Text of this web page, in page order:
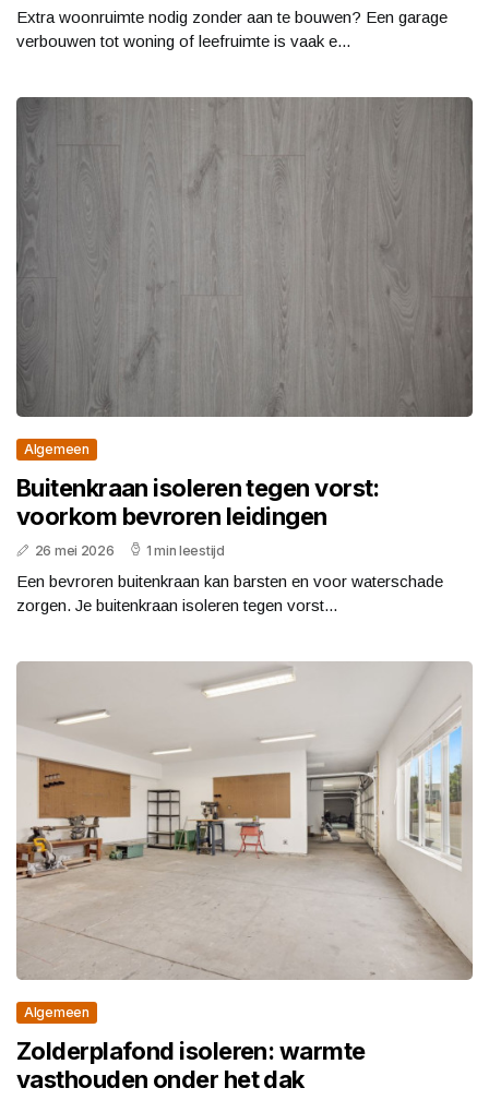
Extra woonruimte nodig zonder aan te bouwen? Een garage
verbouwen tot woning of leefruimte is vaak e...
Algemeen
Buitenkraan isoleren tegen vorst:
voorkom bevroren leidingen
26 mei 2026 1 min leestijd
Een bevroren buitenkraan kan barsten en voor waterschade
zorgen. Je buitenkraan isoleren tegen vorst...
Algemeen
Zolderplafond isoleren: warmte
vasthouden onder het dak